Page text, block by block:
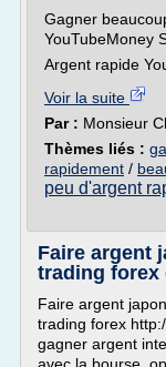
Gagner
YouTubeMoney
Argent rapide
Voir la suite
Par : Monsieur
Thèmes liés :
rapidement /
peu d'argent
Faire argent
trading forex
Faire argent
trading forex
gagner argent